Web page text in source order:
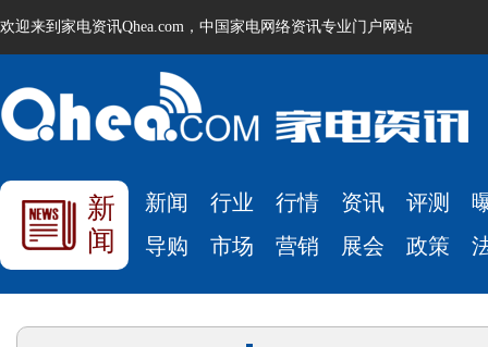
欢迎来到家电资讯Qhea.com，中国家电网络资讯专业门户网站
新
闻
新闻 行业 行情 资讯 评测
导购
市场 营销 展会 政策